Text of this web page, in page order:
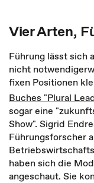
Vier Arten,
Führung lässt sich
nicht
fixen Positionen
Buches "Plural
sogar eine
Show". Sigrid
Führungsforscher
haben sich die
angeschaut. Sie